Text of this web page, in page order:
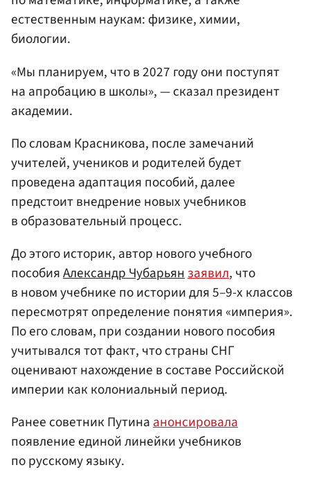
естественным наукам: физике, химии,
биологии.
«Мы планируем, что в 2027 году они поступят
на апробацию в школы», — сказал президент
академии.
По словам Красникова, после замечаний
учителей, учеников и родителей будет
проведена адаптация пособий, далее
предстоит внедрение новых учебников
в образовательный процесс.
До этого историк, автор нового учебного
пособияАлександр Чубарьянзаявил, что
в новом учебнике по истории для 5–9-х классов
пересмотрят определение понятия «империя».
По его словам, при создании нового пособия
учитывался тот факт, что страны СНГ
оценивают нахождение в составе Российской
империи как колониальный период.
Ранее советник Путинаанонсировала
появление единой линейки учебников
по русскому языку.